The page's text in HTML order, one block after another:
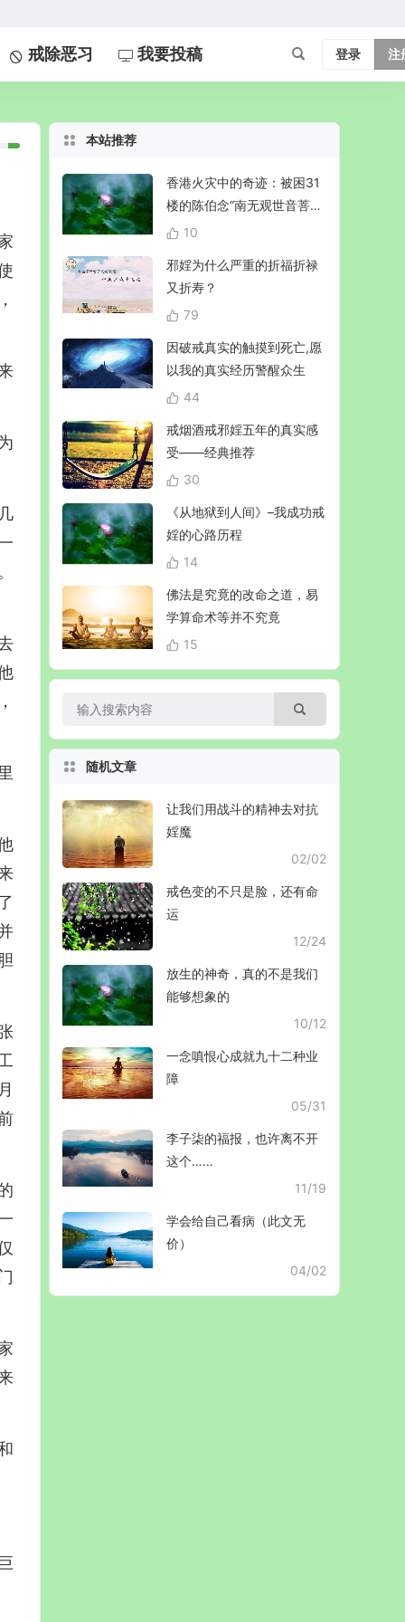
戒除恶习 我要投稿 登录 注
本站推荐
香港火灾中的奇迹：被困31
楼的陈伯念“南无观世音菩
萨”20小时奇迹生还！
10
邪婬为什么严重的折福折禄
又折寿？
79
因破戒真实的触摸到死亡,愿
以我的真实经历警醒众生
44
戒烟酒戒邪婬五年的真实感
受——经典推荐
30
《从地狱到人间》–我成功戒
婬的心路历程
14
佛法是究竟的改命之道，易
学算命术等并不究竟
15
随机文章
让我们用战斗的精神去对抗
婬魔
02/02
戒色变的不只是脸，还有命
运
12/24
放生的神奇，真的不是我们
能够想象的
10/12
一念嗔恨心成就九十二种业
障
05/31
李子柒的福报，也许离不开
这个……
11/19
学会给自己看病（此文无
价）
04/02